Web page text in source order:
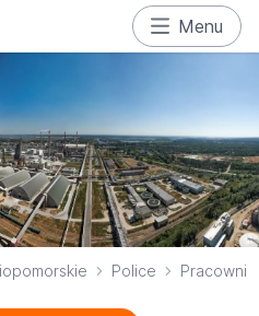
Menu
Police